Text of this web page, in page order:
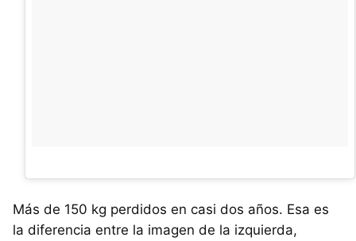
Más de 150 kg perdidos en casi dos años. Esa es
la diferencia entre la imagen de la izquierda,